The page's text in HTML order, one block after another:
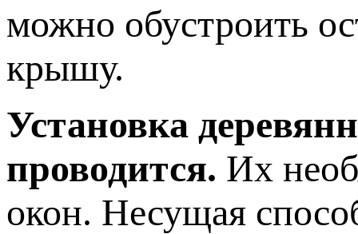
можно обустроить
крышу.
Установка
проводится. Их
окон. Несущая